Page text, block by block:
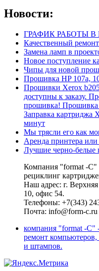
Новости:
ГРАФИК РАБОТЫ В
Качественный
Замена ламп в
Новое поступление
Чипы для новой
Прошивка HP 107a,
Прошивки Xerox b205
доступны к заказу.
прошивка! Прошивка
Заправка картриджа
минут
Мы трясли его как
Аренда принтера
Лучшие черно-белые
Компания "format -C"
рециклинг
Наш адрес: г.
10, офис 54.
Телефоны: +7(343)
Почта: info@form-c.ru
компания "format -C"
ремонт компьютеров,
и штампов.